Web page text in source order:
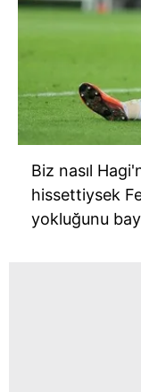
Biz nasıl
hissettiysek
yokluğunu